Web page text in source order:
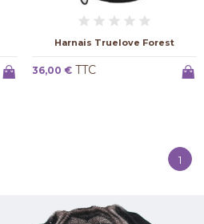
Harnais Truelove Forest
36,00 € TTC
1